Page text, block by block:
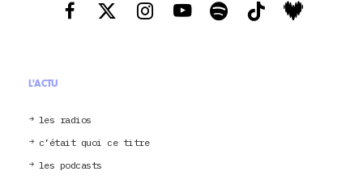
L'ACTU
les radios
c’était quoi ce titre
les podcasts